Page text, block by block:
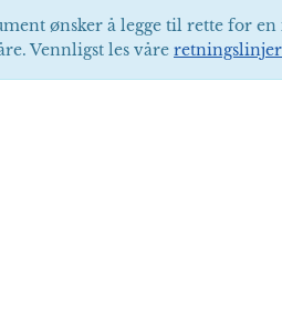
ønsker å legge til rette for
Vennligst les våre